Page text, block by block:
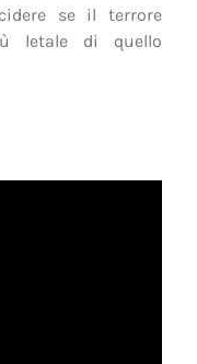
se il terrore
letale di quello